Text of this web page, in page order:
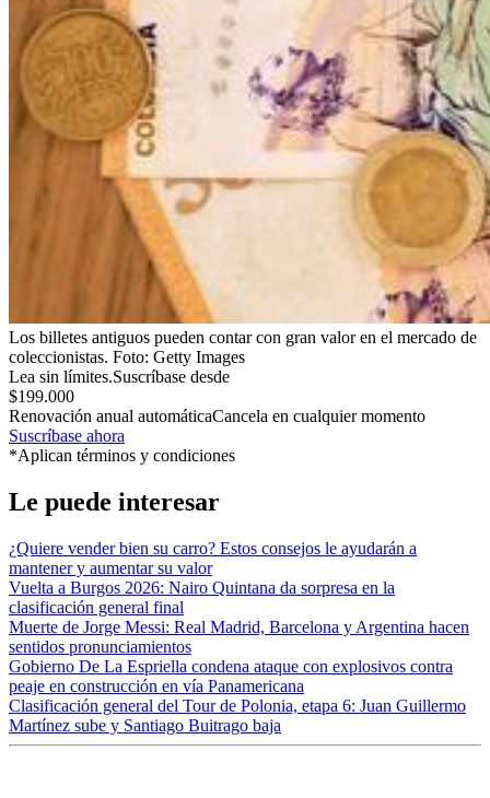
Los billetes antiguos pueden contar con gran valor en el mercado de
coleccionistas. Foto: Getty Images
Lea sin límites.Suscríbase desde
$199.000
Renovación anual automáticaCancela en cualquier momento
Suscríbase ahora
*Aplican términos y condiciones
Le puede interesar
¿Quiere vender bien su carro? Estos consejos le ayudarán a
mantener y aumentar su valor
Vuelta a Burgos 2026: Nairo Quintana da sorpresa en la
clasificación general final
Muerte de Jorge Messi: Real Madrid, Barcelona y Argentina hacen
sentidos pronunciamientos
Gobierno De La Espriella condena ataque con explosivos contra
peaje en construcción en vía Panamericana
Clasificación general del Tour de Polonia, etapa 6: Juan Guillermo
Martínez sube y Santiago Buitrago baja